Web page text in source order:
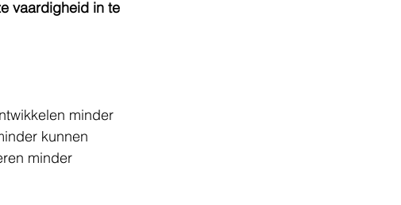
vaardigheid in te
minder
kunnen
minder